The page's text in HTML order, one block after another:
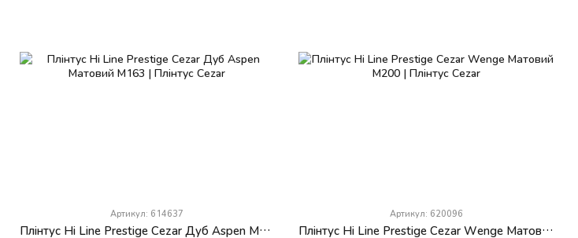
Артикул: 614637
Плінтус Hi Line Prestige Cezar Дуб Aspen Матовий M163
Артикул: 620096
Плінтус Hi Line Prestige Cezar Wenge Матовий M200